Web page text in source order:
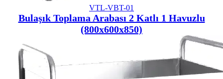
VTL-VBT-01
Bulaşık Toplama Arabası 2 Katlı 1 Havuzlu
(800x600x850)